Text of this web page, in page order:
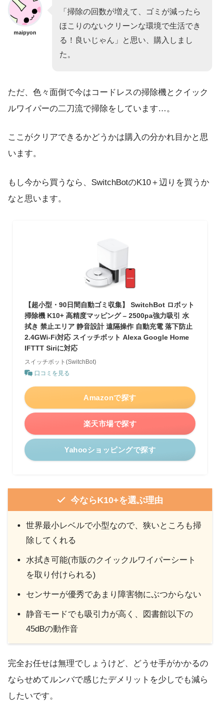
maipyon
「掃除の回数が増えて、ゴミが減ったら
ほこりのないクリーンな環境で生活でき
る！良いじゃん」と思い、購入しまし
た。
ただ、色々面倒で今はコードレスの掃除機とクイック
ルワイパーの二刀流で掃除をしています…。
ここがクリアできるかどうかは購入の分かれ目かと思
います。
もし今から買うなら、SwitchBotのK10＋辺りを買うか
なと思います。
【超小型・90日間自動ゴミ収集】 SwitchBot ロボット
掃除機 K10+ 高精度マッピング – 2500pa強力吸引 水
拭き 禁止エリア 静音設計 遠隔操作 自動充電 落下防止
2.4GWi-Fi対応 スイッチボット Alexa Google Home
IFTTT Siriに対応
スイッチボット(SwitchBot)
口コミを見る
Amazonで探す
楽天市場で探す
Yahooショッピングで探す
今ならK10+を選ぶ理由
世界最小レベルで小型なので、狭いところも掃
除してくれる
水拭き可能(市販のクイックルワイパーシート
を取り付けられる)
センサーが優秀であまり障害物にぶつからない
静音モードでも吸引力が高く、図書館以下の
45dBの動作音
完全お任せは無理でしょうけど、どうせ手がかかるの
ならせめてルンバで感じたデメリットを少しでも減ら
したいです。